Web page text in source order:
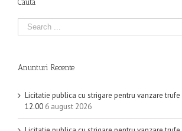
Cauta
Anunturi Recente
Licitatie publica cu strigare pentru vanzare trufe
12.00 6 august 2026